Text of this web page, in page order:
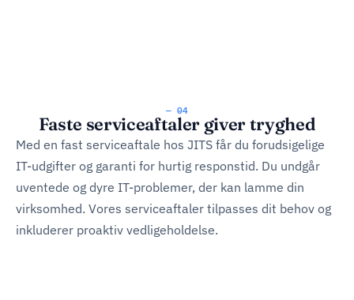
— 04
Faste serviceaftaler giver tryghed
Med en fast serviceaftale hos JITS får du forudsigelige
IT-udgifter og garanti for hurtig responstid. Du undgår
uventede og dyre IT-problemer, der kan lamme din
virksomhed. Vores serviceaftaler tilpasses dit behov og
inkluderer proaktiv vedligeholdelse.